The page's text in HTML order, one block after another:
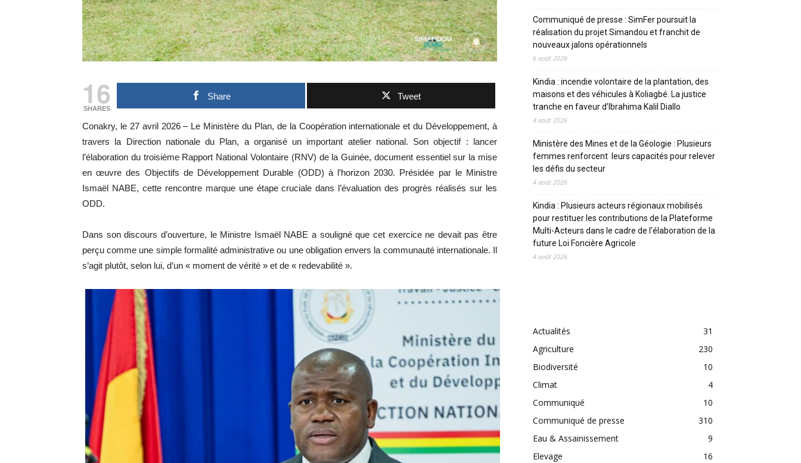
16
SHARES
Share Tweet
Conakry, le 27 avril 2026 – Le Ministère du Plan, de la Coopération internationale et du Développement, à
travers la Direction nationale du Plan, a organisé un important atelier national. Son objectif : lancer
l’élaboration du troisième Rapport National Volontaire (RNV) de la Guinée, document essentiel sur la mise
en œuvre des Objectifs de Développement Durable (ODD) à l’horizon 2030. Présidée par le Ministre
Ismaël NABE, cette rencontre marque une étape cruciale dans l’évaluation des progrès réalisés sur les
ODD.
Dans son discours d’ouverture, le Ministre Ismaël NABE a souligné que cet exercice ne devait pas être
perçu comme une simple formalité administrative ou une obligation envers la communauté internationale. Il
s’agit plutôt, selon lui, d’un « moment de vérité » et de « redevabilité ».
Communiqué de presse : SimFer poursuit la
réalisation du projet Simandou et franchit de
nouveaux jalons opérationnels
6 août 2026
Kindia : incendie volontaire de la plantation, des
maisons et des véhicules à Koliagbé. La justice
tranche en faveur d’Ibrahima Kalil Diallo
4 août 2026
Ministère des Mines et de la Géologie : Plusieurs
femmes renforcent leurs capacités pour relever
les défis du secteur
4 août 2026
Kindia : Plusieurs acteurs régionaux mobilisés
pour restituer les contributions de la Plateforme
Multi-Acteurs dans le cadre de l’élaboration de la
future Loi Foncière Agricole
4 août 2026
Actualités
31
Agriculture
230
Biodiversité
10
Climat
4
Communiqué
10
Communiqué de presse
310
Eau & Assainissement
9
Elevage
16